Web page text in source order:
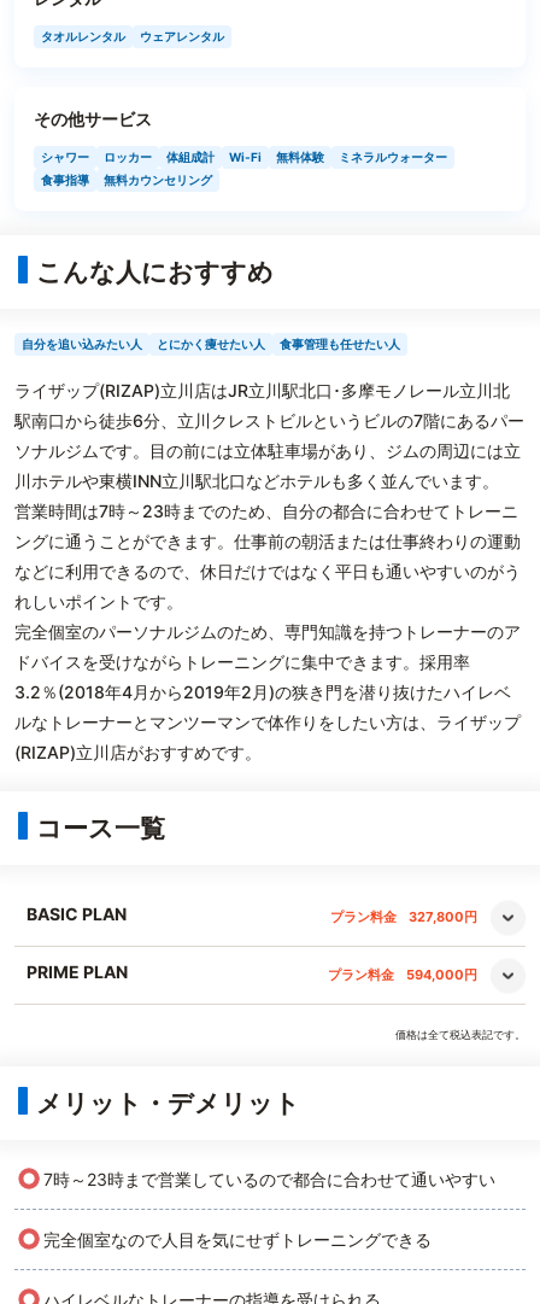
タオルレンタル ウェアレンタル
その他サービス
シャワー ロッカー 体組成計 Wi-Fi 無料体験
ミネラルウォーター
食事指導
無料カウンセリング
こんな人におすすめ
自分を追い込みたい人 とにかく痩せたい人 食事管理も任せたい人
ライザップ(RIZAP)立川店はJR立川駅北口･多摩モノレール立川北
駅南口から徒歩6分、立川クレストビルというビルの7階にあるパー
ソナルジムです。目の前には立体駐車場があり、ジムの周辺には立
川ホテルや東横INN立川駅北口などホテルも多く並んでいます。
営業時間は7時～23時までのため、自分の都合に合わせてトレーニ
ングに通うことができます。仕事前の朝活または仕事終わりの運動
などに利用できるので、休日だけではなく平日も通いやすいのがう
れしいポイントです。
完全個室のパーソナルジムのため、専門知識を持つトレーナーのア
ドバイスを受けながらトレーニングに集中できます。採用率
3.2％(2018年4月から2019年2月)の狭き門を潜り抜けたハイレベ
ルなトレーナーとマンツーマンで体作りをしたい方は、ライザップ
(RIZAP)立川店がおすすめです。
コース一覧
BASIC PLAN プラン料金 327,800円
PRIME PLAN プラン料金 594,000円
価格は全て税込表記です。
メリット・デメリット
○7時～23時まで営業しているので都合に合わせて通いやすい
○ 完全個室なので人目を気にせずトレーニングできる
ハイレベルなトレーナーの指導を受けられる